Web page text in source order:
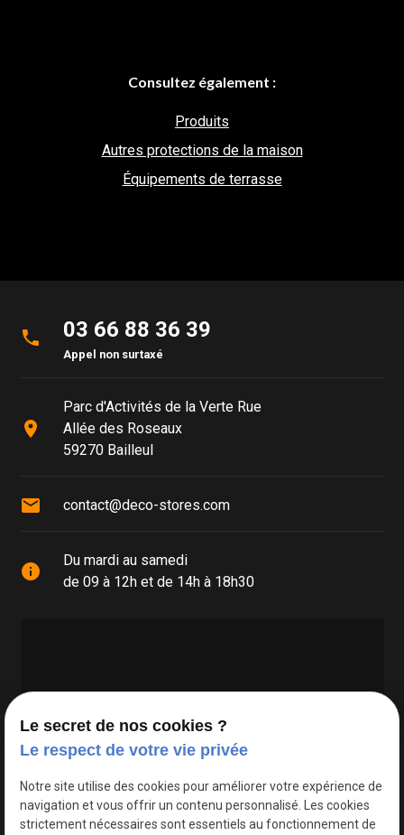
Consultez également :
Produits
Autres protections de la maison
Équipements de terrasse
phone 03 66 88 36 39
Appel non surtaxé
place
Parc d'Activités de la Verte Rue
Allée des Roseaux
59270 Bailleul
mail contact@deco-stores.com
info
Du mardi au samedi
de 09 à 12h et de 14h à 18h30
Google Maps Search API est désactivé.
Le secret de nos cookies ?
Le respect de votre vie privée
Notre site utilise des cookies pour améliorer votre expérience de
navigation et vous offrir un contenu personnalisé. Les cookies
strictement nécessaires sont essentiels au fonctionnement de